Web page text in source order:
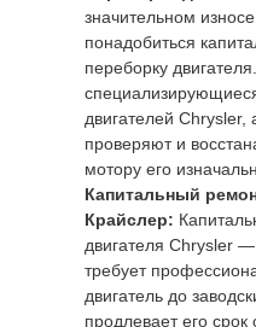
значительном
понадобиться
переборку
двигателей Chrysler,
проверяют и
мотору его
Капитальный
Крайслер:
двигателя Chrysler
требует
двигатель до
продлевает его